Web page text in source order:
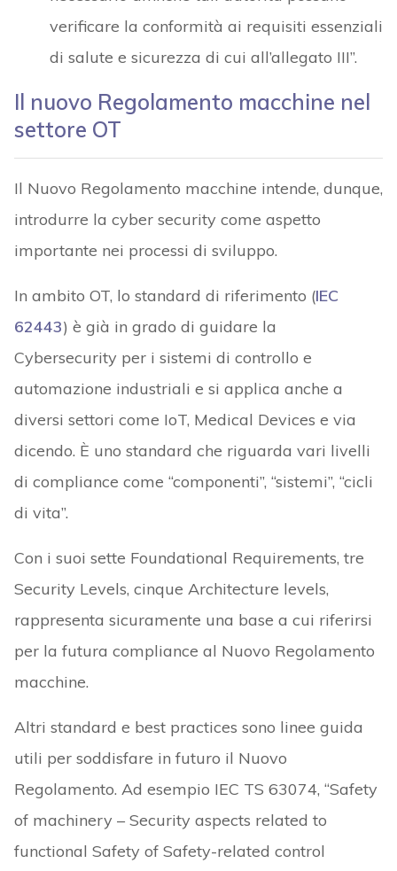
verificare la conformità ai requisiti essenziali
di salute e sicurezza di cui all’allegato III”.
Il nuovo Regolamento macchine nel
settore OT
Il Nuovo Regolamento macchine intende, dunque,
introdurre la cyber security come aspetto
importante nei processi di sviluppo.
In ambito OT, lo standard di riferimento (IEC
62443) è già in grado di guidare la
Cybersecurity per i sistemi di controllo e
automazione industriali e si applica anche a
diversi settori come IoT, Medical Devices e via
dicendo. È uno standard che riguarda vari livelli
di compliance come “componenti”, “sistemi”, “cicli
di vita”.
Con i suoi sette Foundational Requirements, tre
Security Levels, cinque Architecture levels,
rappresenta sicuramente una base a cui riferirsi
per la futura compliance al Nuovo Regolamento
macchine.
Altri standard e best practices sono linee guida
utili per soddisfare in futuro il Nuovo
Regolamento. Ad esempio IEC TS 63074, “Safety
of machinery – Security aspects related to
functional Safety of Safety-related control